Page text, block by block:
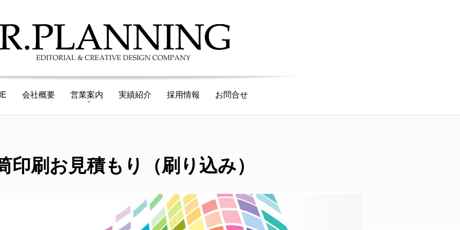
会社概要 営業案内 実績紹介 採用情報 お問合せ
印刷お見積もり（刷り込み）